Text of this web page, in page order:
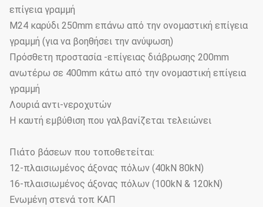
επίγεια γραμμή
M24 καρύδι 250mm επάνω από την ονομαστική επίγεια
γραμμή (για να βοηθήσει την ανύψωση)
Πρόσθετη προστασία -επίγειας διάβρωσης 200mm
ανωτέρω σε 400mm κάτω από την ονομαστική επίγεια
γραμμή
Λουριά αντι-νεροχυτών
Η καυτή εμβύθιση που γαλβανίζεται τελειώνει
Πιάτο βάσεων που τοποθετείται:
12-πλαισιωμένος άξονας πόλων (40kN 80kN)
16-πλαισιωμένος άξονας πόλων (100kN & 120kN)
Ενωμένη στενά τοπ ΚΑΠ